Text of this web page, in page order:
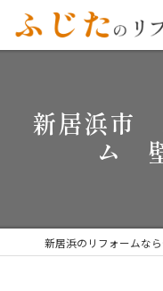
新居浜市
ム